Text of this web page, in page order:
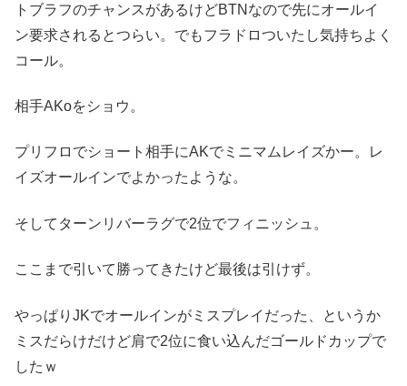
トブラフのチャンスがあるけどBTNなので先にオールイ
ン要求されるとつらい。でもフラドロついたし気持ちよく
コール。
相手AKoをショウ。
プリフロでショート相手にAKでミニマムレイズかー。レ
イズオールインでよかったような。
そしてターンリバーラグで2位でフィニッシュ。
ここまで引いて勝ってきたけど最後は引けず。
やっぱりJKでオールインがミスプレイだった、というか
ミスだらけだけど肩で2位に食い込んだゴールドカップで
したｗ